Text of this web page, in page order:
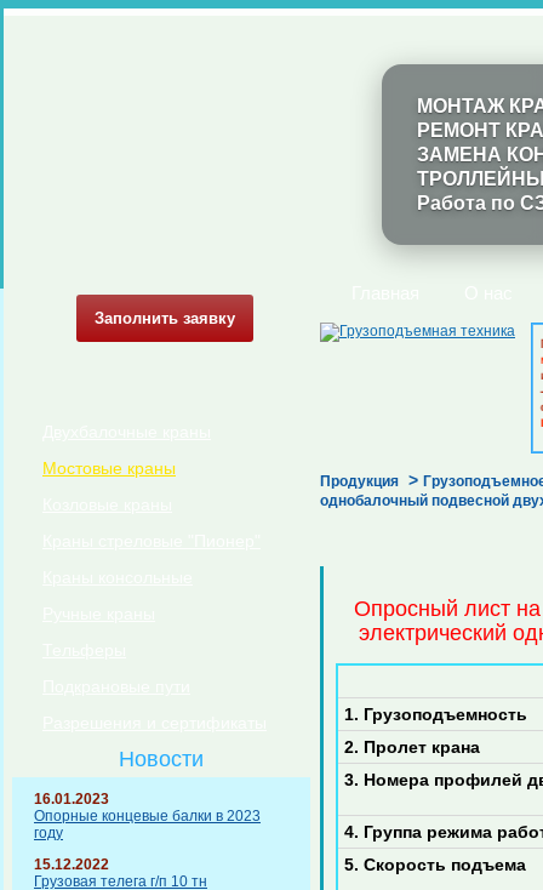
МОНТАЖ
РЕМОНТ
ЗАМЕНА
Работа по
Заполнить заявку
Мостовые краны
Новости
16.01.2023
Опорные концевые балки в 2023
году
15.12.2022
Грузовая телега г/п 10 тн
Продукция >
однобалочный подвесной
Опросный лист на
электрический
1. Грузоподъемность
2. Пролет крана
3. Номера профилей
4. Группа режима
5. Скорость подъема